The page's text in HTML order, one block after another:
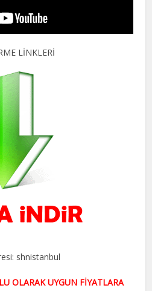
LİNKLERİ
shnistanbul
OLARAK UYGUN FİYATLARA